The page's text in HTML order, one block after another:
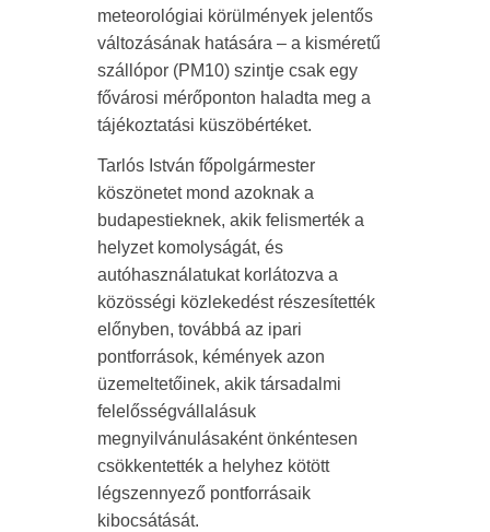
meteorológiai körülmények jelentős
változásának hatására – a kisméretű
szállópor (PM10) szintje csak egy
fővárosi mérőponton haladta meg a
tájékoztatási küszöbértéket.
Tarlós István főpolgármester
köszönetet mond azoknak a
budapestieknek, akik felismerték a
helyzet komolyságát, és
autóhasználatukat korlátozva a
közösségi közlekedést részesítették
előnyben, továbbá az ipari
pontforrások, kémények azon
üzemeltetőinek, akik társadalmi
felelősségvállalásuk
megnyilvánulásaként önkéntesen
csökkentették a helyhez kötött
légszennyező pontforrásaik
kibocsátását.